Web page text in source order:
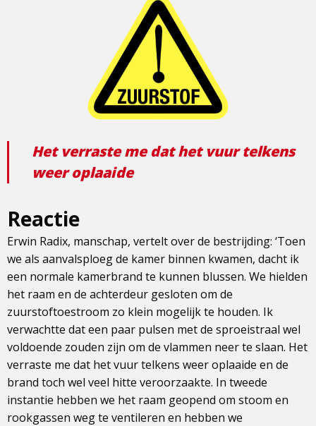
Het verraste me dat het vuur telkens
weer oplaaide
Reactie
Erwin Radix, manschap, vertelt over de bestrijding: ‘Toen
we als aanvalsploeg de kamer binnen kwamen, dacht ik
een normale kamerbrand te kunnen blussen. We hielden
het raam en de achterdeur gesloten om de
zuurstoftoestroom zo klein mogelijk te houden. Ik
verwachtte dat een paar pulsen met de sproeistraal wel
voldoende zouden zijn om de vlammen neer te slaan. Het
verraste me dat het vuur telkens weer oplaaide en de
brand toch wel veel hitte veroorzaakte. In tweede
instantie hebben we het raam geopend om stoom en
rookgassen weg te ventileren en hebben we